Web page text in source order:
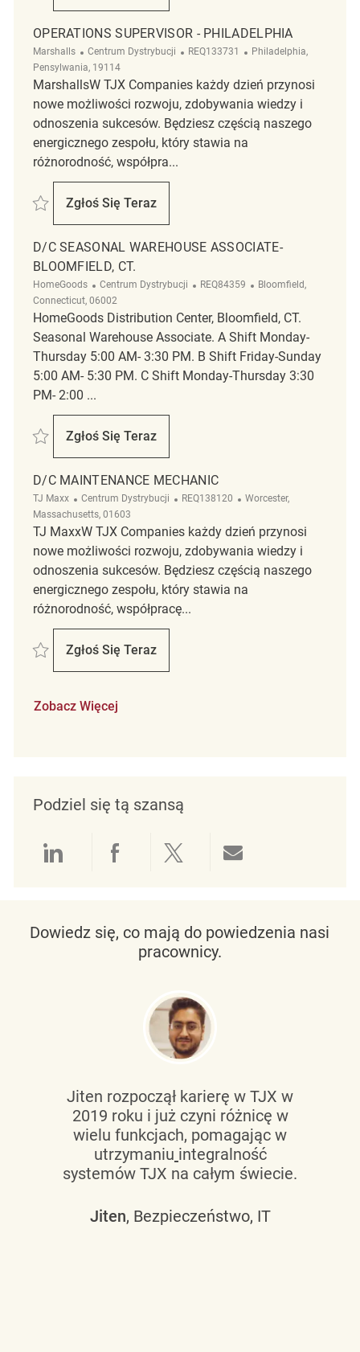
OPERATIONS SUPERVISOR - PHILADELPHIA
Marshalls Kategoria
Centrum Dystrybucji ReqId
REQ133731 Lokalizacja
Philadelphia,
Pensylwania, 19114
MarshallsW TJX Companies każdy dzień przynosi
nowe możliwości rozwoju, zdobywania wiedzy i
odnoszenia sukcesów. Będziesz częścią naszego
energicznego zespołu, który stawia na
różnorodność, współpra...
Zapisać Operations Supervisor - Philadelphia REQ133731
Zgłoś Się Teraz
Operations Supervisor - Philadelphia
D/C SEASONAL WAREHOUSE ASSOCIATE-
BLOOMFIELD, CT.
HomeGoods Kategoria
Centrum Dystrybucji ReqId
REQ84359 Lokalizacja
Bloomfield,
Connecticut, 06002
HomeGoods Distribution Center, Bloomfield, CT.
Seasonal Warehouse Associate. A Shift Monday-
Thursday 5:00 AM- 3:30 PM. B Shift Friday-Sunday
5:00 AM- 5:30 PM. C Shift Monday-Thursday 3:30
PM- 2:00 ...
Zapisać D/C Seasonal Warehouse Associate- Bloomfield, CT. REQ84359
Zgłoś Się Teraz
D/C Seasonal Warehouse Associate-
D/C MAINTENANCE MECHANIC
TJ Maxx Kategoria
Centrum Dystrybucji ReqId
REQ138120 Lokalizacja
Worcester,
Massachusetts, 01603
TJ MaxxW TJX Companies każdy dzień przynosi
nowe możliwości rozwoju, zdobywania wiedzy i
odnoszenia sukcesów. Będziesz częścią naszego
energicznego zespołu, który stawia na
różnorodność, współpracę...
Zapisać D/C Maintenance Mechanic REQ138120
Zgłoś Się Teraz
D/C Maintenance Mechanic
Zobacz Więcej
Podziel się tą szansą
Udostępnianie przez LinkedIn
Udostępnianie przez
Udostępnij przez
Dowiedz się, co mają do powiedzenia nasi
pracownicy.
Jiten rozpoczął karierę w TJX w
2019 roku i już czyni różnicę w
wielu funkcjach, pomagając w
utrzymaniu integralność
systemów TJX na całym świecie.
Jiten, Bezpieczeństwo, IT